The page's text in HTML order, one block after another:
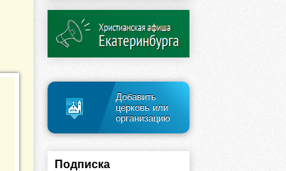
Добавить
церковь или
организацию
Подписка